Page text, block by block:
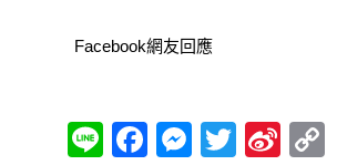
Facebook網友回應
Li F M T Si